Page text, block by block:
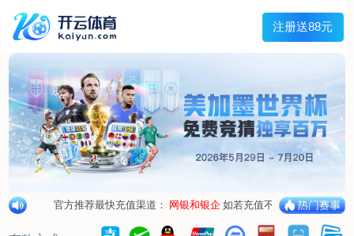
首页
关于我们
荣誉资质
合作伙伴
产品中心
烤箱纸
蜡纸
防油纸
糖果包装纸
汉堡包装纸